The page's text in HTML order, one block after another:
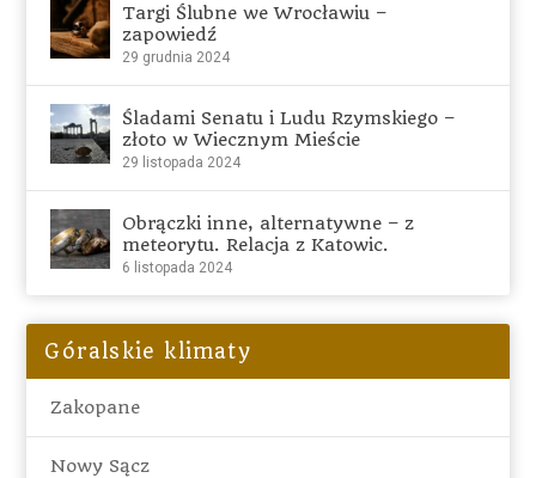
Targi Ślubne we Wrocławiu –
zapowiedź
29 grudnia 2024
Śladami Senatu i Ludu Rzymskiego –
złoto w Wiecznym Mieście
29 listopada 2024
Obrączki inne, alternatywne – z
meteorytu. Relacja z Katowic.
6 listopada 2024
Góralskie klimaty
Zakopane
Nowy Sącz